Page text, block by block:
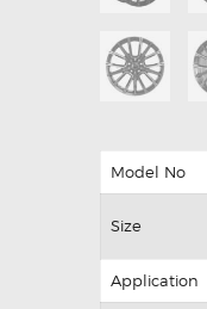
Model No
Size
Application